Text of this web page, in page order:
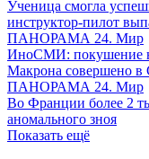
Ученица смогла
инструктор-пилот
ПАНОРАМА 24. Мир
ИноСМИ: покушение
Макрона совершено в
ПАНОРАМА 24. Мир
Во Франции более 2
аномального зноя
Показать ещё